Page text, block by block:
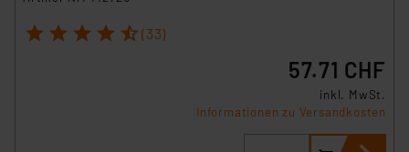
1 2 3 4 5 (33)
57.71 CHF
inkl. MwSt.
Informationen zu Versandkosten